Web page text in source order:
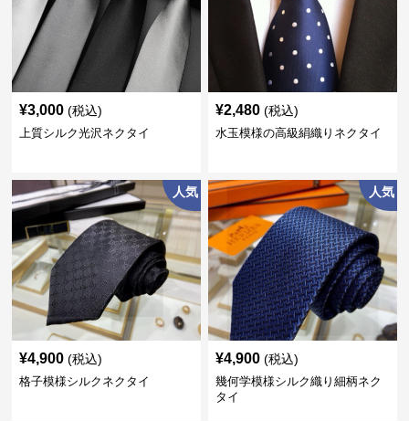
¥3,000 (税込)
上質シルク光沢ネクタイ
¥2,480 (税込)
水玉模様の高級絹織りネクタイ
人気
¥4,900 (税込)
格子模様シルクネクタイ
人気
¥4,900 (税込)
幾何学模様シルク織り細柄ネク
タイ